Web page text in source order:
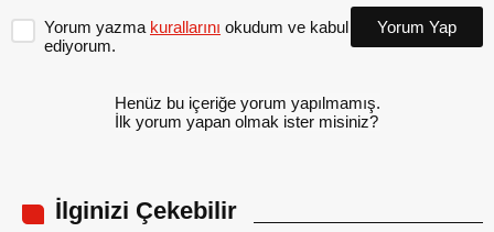
Yorum yazma kurallarını okudum ve kabul
ediyorum.
Yorum Yap
Henüz bu içeriğe yorum yapılmamış.
İlk yorum yapan olmak ister misiniz?
İlginizi Çekebilir